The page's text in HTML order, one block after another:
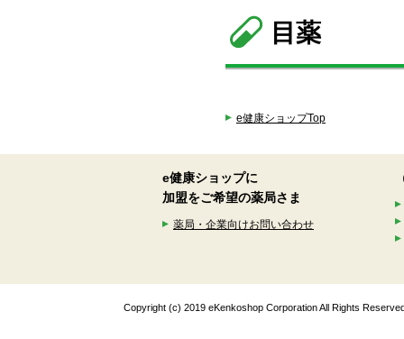
目薬
e健康ショップTop
e健康ショップに
加盟をご希望の薬局さま
薬局・企業向けお問い合わせ
Copyright (c) 2019 eKenkoshop Corporation All Rights